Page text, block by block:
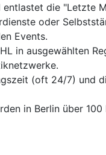
die "Letzte
oder
Events.
in ausgewählten
(oft 24/7) und
in Berlin über